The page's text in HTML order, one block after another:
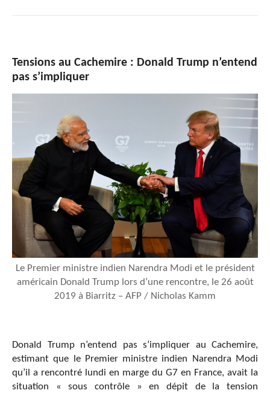
Tensions au Cachemire : Donald Trump n’entend
pas s’impliquer
Le Premier ministre indien Narendra Modi et le président
américain Donald Trump lors d’une rencontre, le 26 août
2019 à Biarritz – AFP / Nicholas Kamm
Donald Trump n’entend pas s’impliquer au Cachemire,
estimant que le Premier ministre indien Narendra Modi
qu’il a rencontré lundi en marge du G7 en France, avait la
situation « sous contrôle » en dépit de la tension